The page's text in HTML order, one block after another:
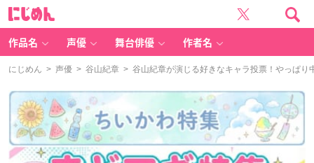
作品名 声優 舞台俳優 作者名
にじめん > 声優 > 谷山紀章 > 谷山紀章が演じる好きなキャラ投票！やっぱ